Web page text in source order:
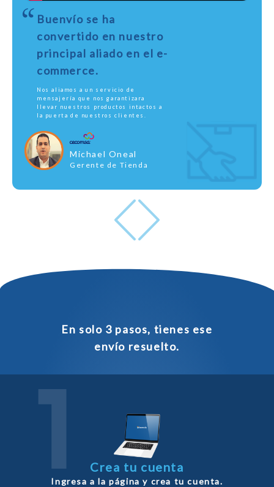
Buenvío se ha
convertido en nuestro
principal aliado en el e-
commerce.
Nos aliamos a un servicio de
mensajería que nos garantizara
llevar nuestros productos intactos a
la puerta de nuestros clientes.
Michael Oneal
Gerente de Tienda
En solo 3 pasos, tienes ese
envío resuelto.
Crea tu cuenta
Ingresa a la página y crea tu cuenta.